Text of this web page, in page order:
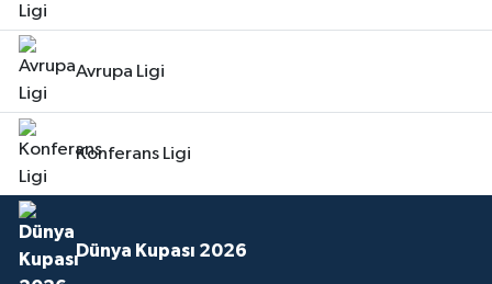
Avrupa Ligi
Konferans Ligi
Dünya Kupası 2026